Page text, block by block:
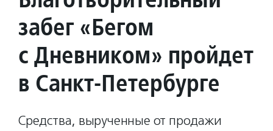
забег «Бегом
с Дневником» пройдет
в Санкт-Петербурге
Средства, вырученные от продажи